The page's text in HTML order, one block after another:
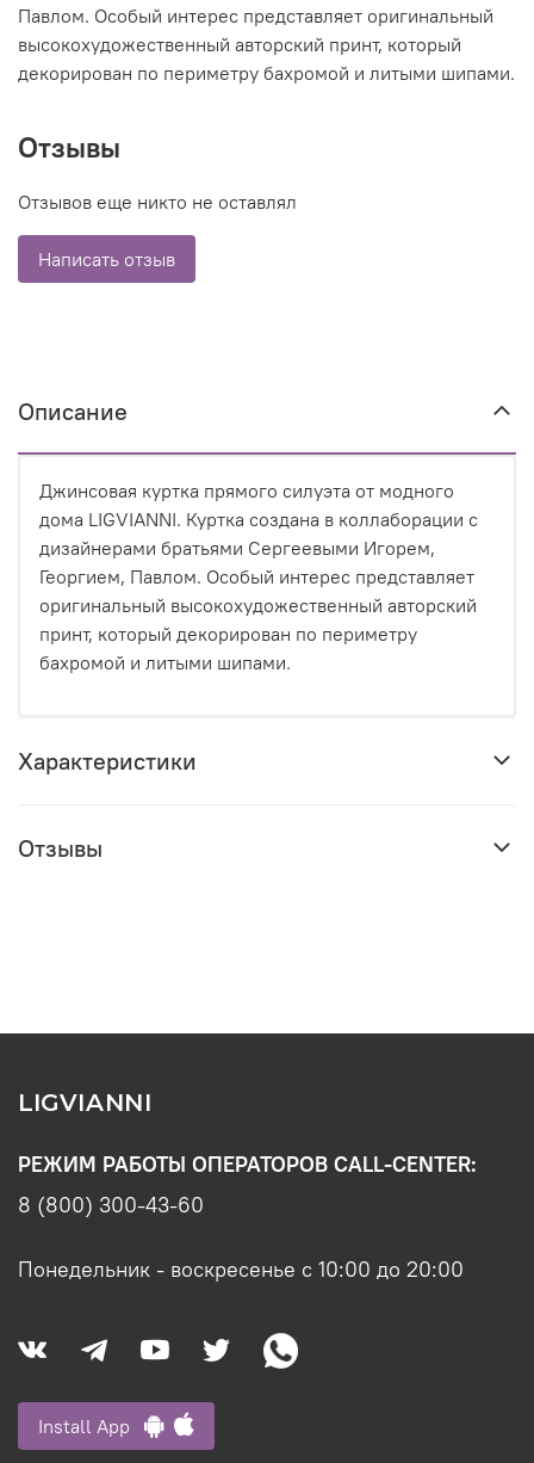
Павлом. Особый интерес представляет оригинальный
высокохудожественный авторский принт, который
декорирован по периметру бахромой и литыми шипами.
Отзывы
Отзывов еще никто не оставлял
Написать отзыв
Описание
Джинсовая куртка прямого силуэта от модного
дома LIGVIANNI. Куртка создана в коллаборации с
дизайнерами братьями Сергеевыми Игорем,
Георгием, Павлом. Особый интерес представляет
оригинальный высокохудожественный авторский
принт, который декорирован по периметру
бахромой и литыми шипами.
Характеристики
Отзывы
LIGVIANNI
РЕЖИМ РАБОТЫ ОПЕРАТОРОВ CALL-CENTER:
8 (800) 300-43-60
Понедельник - воскресенье с 10:00 до 20:00
Install App